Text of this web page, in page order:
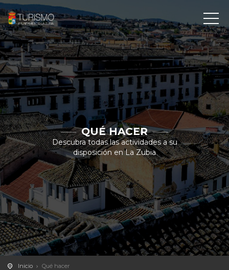
QUÉ HACER
Descubra todas las actividades a su
disposición en La Zubia
Inicio Qué hacer